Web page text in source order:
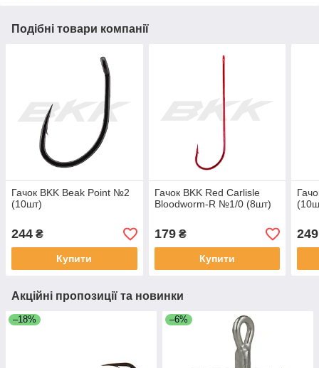
Подібні товари компанії
Гачок BKK Beak Point №2
(10шт)
244 ₴
Купити
Гачок BKK Red Carlisle
Bloodworm-R №1/0 (8шт)
179₴
Купити
249
Акційні пропозиції та новинки
–18% –6%